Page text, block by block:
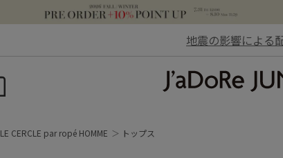
地震の影響による
LE CERCLE par ropé HOMME トップス